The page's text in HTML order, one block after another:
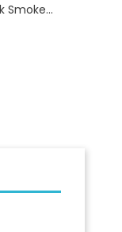
Smoke...